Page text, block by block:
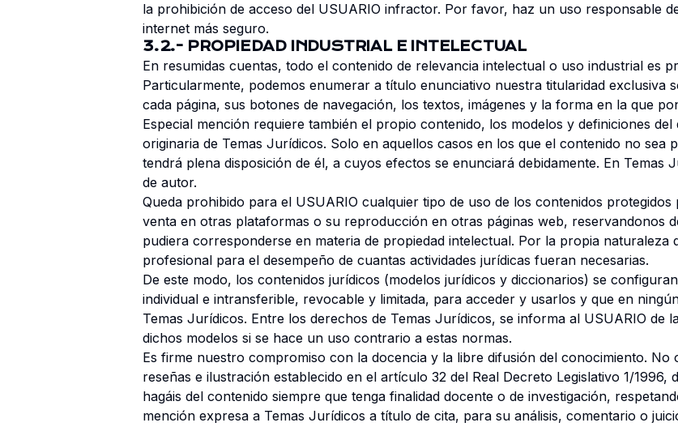
la prohibición de acceso del USUARIO infractor. Por favor, haz un uso responsable
internet más seguro.
3.2.- PROPIEDAD INDUSTRIAL E INTELECTUAL
En resumidas cuentas, todo el contenido de relevancia intelectual o uso industrial es
Particularmente, podemos enumerar a título enunciativo nuestra titularidad exclusiva
cada página, sus botones de navegación, los textos, imágenes y la forma en la que
Especial mención requiere también el propio contenido, los modelos y definiciones
originaria de Temas Jurídicos. Solo en aquellos casos en los que el contenido no sea
tendrá plena disposición de él, a cuyos efectos se enunciará debidamente. En Temas
de autor.
Queda prohibido para el USUARIO cualquier tipo de uso de los contenidos
venta en otras plataformas o su reproducción en otras páginas web, reservandonos
pudiera corresponderse en materia de propiedad intelectual. Por la propia
profesional para el desempeño de cuantas actividades jurídicas fueran necesarias.
De este modo, los contenidos jurídicos (modelos jurídicos y diccionarios) se
individual e intransferible, revocable y limitada, para acceder y usarlos y que en
Temas Jurídicos. Entre los derechos de Temas Jurídicos, se informa al USUARIO de
dichos modelos si se hace un uso contrario a estas normas.
Es firme nuestro compromiso con la docencia y la libre difusión del conocimiento. No
reseñas e ilustración establecido en el artículo 32 del Real Decreto Legislativo 1/1996,
hagáis del contenido siempre que tenga finalidad docente o de investigación,
mención expresa a Temas Jurídicos a título de cita, para su análisis, comentario o